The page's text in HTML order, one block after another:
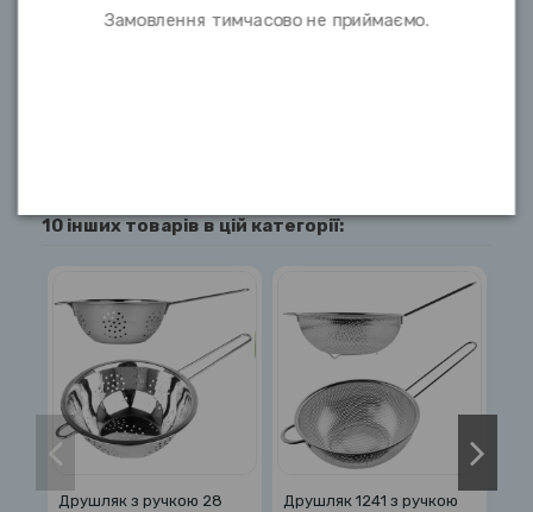
10 інших товарів в цій категорії:
Друшляк 1241 з ручкою
Друшляк лазерний на
Друшляк
Замовлення тимчасово не приймаємо.